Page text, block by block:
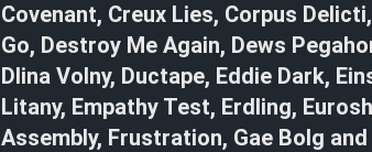
Covenant, Creux Lies, Corpus
Go, Destroy Me Again, Dews
Dlina Volny, Ductape, Eddie Dark,
Litany, Empathy Test, Erdling,
Assembly, Frustration, Gae Bolg